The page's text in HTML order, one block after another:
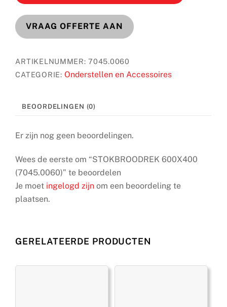
aantal
VRAAG OFFERTE AAN
ARTIKELNUMMER:7045.0060
CATEGORIE:Onderstellen en Accessoires
BEOORDELINGEN (0)
Er zijn nog geen beoordelingen.
Wees de eerste om “STOKBROODREK 600X400
(7045.0060)” te beoordelen
Je moet ingelogd zijn om een beoordeling te
plaatsen.
GERELATEERDE PRODUCTEN